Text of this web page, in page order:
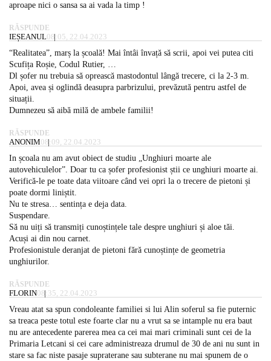
aproape nici o sansa sa ai vada la timp !
RĂSPUNDE
IEȘEANUL08:05, 22.04.2023
“Realitatea”, marș la școală! Mai întâi învață să scrii, apoi vei putea citi
Scufița Roșie, Codul Rutier, …
Dl șofer nu trebuia să oprească mastodontul lângă trecere, ci la 2-3 m.
Apoi, avea și oglindă deasupra parbrizului, prevăzută pentru astfel de
situații.
Dumnezeu să aibă milă de ambele familii!
RĂSPUNDE
ANONIM08:09, 22.04.2023
In școala nu am avut obiect de studiu „Unghiuri moarte ale
autovehiculelor”. Doar tu ca șofer profesionist știi ce unghiuri moarte ai.
Verifică-le pe toate data viitoare când vei opri la o trecere de pietoni și
poate dormi liniștit.
Nu te stresa… sentința e deja data.
Suspendare.
Să nu uiți să transmiți cunoștințele tale despre unghiuri și aloe tăi.
Acuși ai din nou carnet.
Profesionistule deranjat de pietoni fără cunoștințe de geometria
unghiurilor.
RĂSPUNDE
FLORIN08:35, 22.04.2023
Vreau atat sa spun condoleante familiei si lui Alin soferul sa fie puternic
sa treaca peste totul este foarte clar nu a vrut sa se intample nu era baut
nu are antecedente parerea mea ca cei mai mari criminali sunt cei de la
Primaria Letcani si cei care administreaza drumul de 30 de ani nu sunt in
stare sa fac niste pasaje supraterane sau subterane nu mai spunem de o